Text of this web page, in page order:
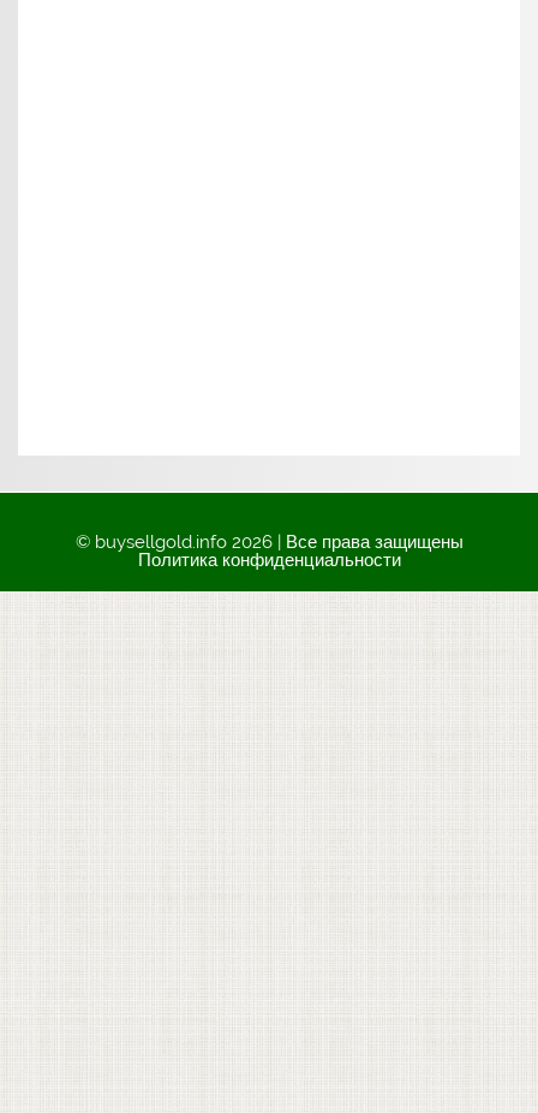
© buysellgold.info 2026 | Все права защищены
Политика конфиденциальности